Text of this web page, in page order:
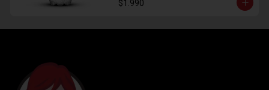
$1.990